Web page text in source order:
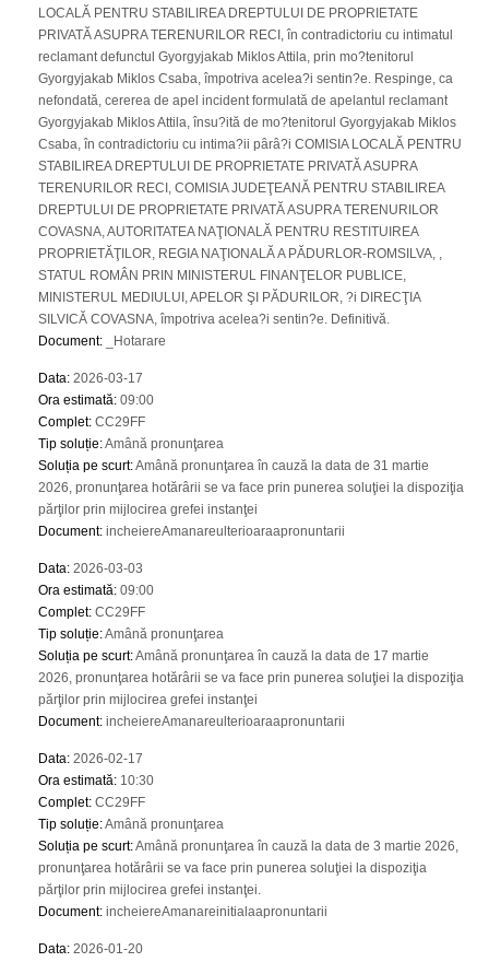
LOCALĂ PENTRU STABILIREA DREPTULUI DE PROPRIETATE
PRIVATĂ ASUPRA TERENURILOR RECI, în contradictoriu cu intimatul
reclamant defunctul Gyorgyjakab Miklos Attila, prin mo?tenitorul
Gyorgyjakab Miklos Csaba, împotriva acelea?i sentin?e. Respinge, ca
nefondată, cererea de apel incident formulată de apelantul reclamant
Gyorgyjakab Miklos Attila, însu?ită de mo?tenitorul Gyorgyjakab Miklos
Csaba, în contradictoriu cu intima?ii pârâ?i COMISIA LOCALĂ PENTRU
STABILIREA DREPTULUI DE PROPRIETATE PRIVATĂ ASUPRA
TERENURILOR RECI, COMISIA JUDEŢEANĂ PENTRU STABILIREA
DREPTULUI DE PROPRIETATE PRIVATĂ ASUPRA TERENURILOR
COVASNA, AUTORITATEA NAŢIONALĂ PENTRU RESTITUIREA
PROPRIETĂŢILOR, REGIA NAŢIONALĂ A PĂDURLOR-ROMSILVA, ,
STATUL ROMÂN PRIN MINISTERUL FINANŢELOR PUBLICE,
MINISTERUL MEDIULUI, APELOR ŞI PĂDURILOR, ?i DIRECŢIA
SILVICĂ COVASNA, împotriva acelea?i sentin?e. Definitivă.
Document: _Hotarare
Data: 2026-03-17
Ora estimată: 09:00
Complet: CC29FF
Tip soluție:Amână pronunţarea
Soluția pe scurt:Amână pronunţarea în cauză la data de 31 martie
2026, pronunţarea hotărârii se va face prin punerea soluţiei la dispoziţia
părţilor prin mijlocirea grefei instanţei
Document: incheiereAmanareulterioaraapronuntarii
Data: 2026-03-03
Ora estimată: 09:00
Complet: CC29FF
Tip soluție:Amână pronunţarea
Soluția pe scurt:Amână pronunţarea în cauză la data de 17 martie
2026, pronunţarea hotărârii se va face prin punerea soluţiei la dispoziţia
părţilor prin mijlocirea grefei instanţei
Document: incheiereAmanareulterioaraapronuntarii
Data: 2026-02-17
Ora estimată: 10:30
Complet: CC29FF
Tip soluție:Amână pronunţarea
Soluția pe scurt:Amână pronunţarea în cauză la data de 3 martie 2026,
pronunţarea hotărârii se va face prin punerea soluţiei la dispoziţia
părţilor prin mijlocirea grefei instanţei.
Document: incheiereAmanareinitialaapronuntarii
Data: 2026-01-20